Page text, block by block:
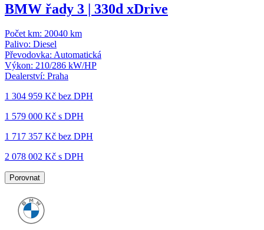
BMW řady 3 | 330d xDrive
Počet km: 20040 km
Palivo: Diesel
Převodovka: Automatická
Výkon: 210/286 kW/HP
Dealerství: Praha
1 304 959 Kč bez DPH
1 579 000 Kč s DPH
1 717 357 Kč bez DPH
2 078 002 Kč s DPH
Porovnat